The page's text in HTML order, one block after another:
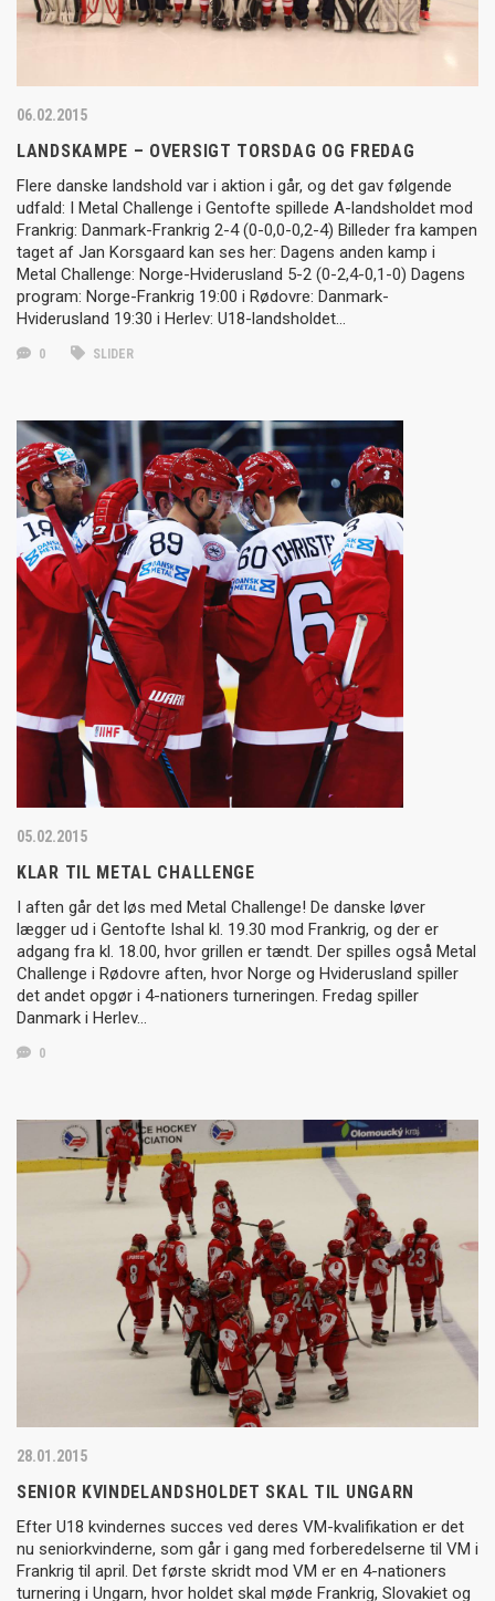
06.02.2015
LANDSKAMPE – OVERSIGT TORSDAG OG FREDAG
Flere danske landshold var i aktion i går, og det gav følgende
udfald: I Metal Challenge i Gentofte spillede A-landsholdet mod
Frankrig: Danmark-Frankrig 2-4 (0-0,0-0,2-4) Billeder fra kampen
taget af Jan Korsgaard kan ses her: Dagens anden kamp i
Metal Challenge: Norge-Hviderusland 5-2 (0-2,4-0,1-0) Dagens
program: Norge-Frankrig 19:00 i Rødovre: Danmark-
Hviderusland 19:30 i Herlev: U18-landsholdet…
0 SLIDER
05.02.2015
KLAR TIL METAL CHALLENGE
I aften går det løs med Metal Challenge! De danske løver
lægger ud i Gentofte Ishal kl. 19.30 mod Frankrig, og der er
adgang fra kl. 18.00, hvor grillen er tændt. Der spilles også Metal
Challenge i Rødovre aften, hvor Norge og Hviderusland spiller
det andet opgør i 4-nationers turneringen. Fredag spiller
Danmark i Herlev…
0
28.01.2015
SENIOR KVINDELANDSHOLDET SKAL TIL UNGARN
Efter U18 kvindernes succes ved deres VM-kvalifikation er det
nu seniorkvinderne, som går i gang med forberedelserne til VM i
Frankrig til april. Det første skridt mod VM er en 4-nationers
turnering i Ungarn, hvor holdet skal møde Frankrig, Slovakiet og